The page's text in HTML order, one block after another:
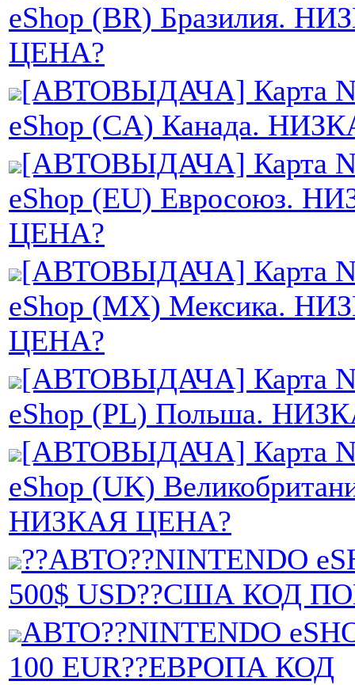
eShop (BR) Бразилия.
ЦЕНА?
[АВТОВЫДАЧА] Карта
eShop (CA) Канада.
[АВТОВЫДАЧА] Карта
eShop (EU) Евросоюз.
ЦЕНА?
[АВТОВЫДАЧА] Карта
eShop (MX) Мексика.
ЦЕНА?
[АВТОВЫДАЧА] Карта
eShop (PL) Польша.
[АВТОВЫДАЧА] Карта
eShop (UK)
НИЗКАЯ ЦЕНА?
??АВТО??NINTENDO
500$ USD??США КОД
АВТО??NINTENDO
100 EUR??ЕВРОПА КОД